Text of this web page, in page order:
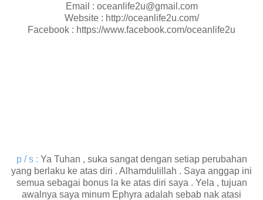
Email : oceanlife2u@gmail.com
Website : http://oceanlife2u.com/
Facebook : https://www.facebook.com/oceanlife2u
p / s : Ya Tuhan , suka sangat dengan setiap perubahan
yang berlaku ke atas diri . Alhamdulillah . Saya anggap ini
semua sebagai bonus la ke atas diri saya . Yela , tujuan
awalnya saya minum Ephyra adalah sebab nak atasi